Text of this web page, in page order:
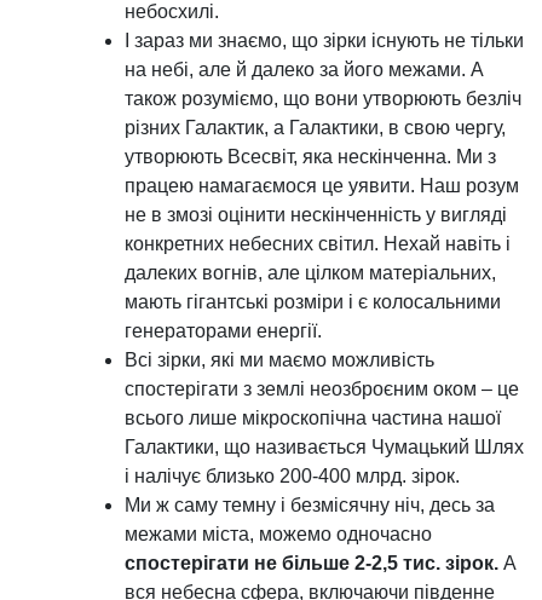
небосхилі.
І зараз ми знаємо, що зірки існують не тільки
на небі, але й далеко за його межами. А
також розуміємо, що вони утворюють безліч
різних Галактик, а Галактики, в свою чергу,
утворюють Всесвіт, яка нескінченна. Ми з
працею намагаємося це уявити. Наш розум
не в змозі оцінити нескінченність у вигляді
конкретних небесних світил. Нехай навіть і
далеких вогнів, але цілком матеріальних,
мають гігантські розміри і є колосальними
генераторами енергії.
Всі зірки, які ми маємо можливість
спостерігати з землі неозброєним оком – це
всього лише мікроскопічна частина нашої
Галактики, що називається Чумацький Шлях
і налічує близько 200-400 млрд. зірок.
Ми ж саму темну і безмісячну ніч, десь за
межами міста, можемо одночасно
спостерігати не більше 2-2,5 тис. зірок. А
вся небесна сфера, включаючи південне